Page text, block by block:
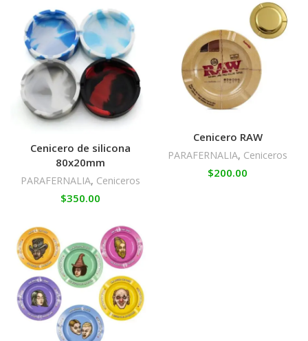
Cenicero de silicona
80x20mm
PARAFERNALIA, Ceniceros
$350.00
Cenicero RAW
PARAFERNALIA, Ceniceros
$200.00